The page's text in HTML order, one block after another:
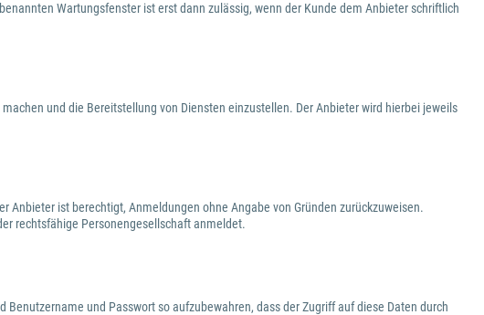
Wartungsfenster ist erst dann zulässig, wenn der Kunde dem Anbieter schriftlich
und die Bereitstellung von Diensten einzustellen. Der Anbieter wird hierbei jeweils
Anbieter ist berechtigt, Anmeldungen ohne Angabe von Gründen zurückzuweisen.
rechtsfähige Personengesellschaft anmeldet.
und Passwort so aufzubewahren, dass der Zugriff auf diese Daten durch